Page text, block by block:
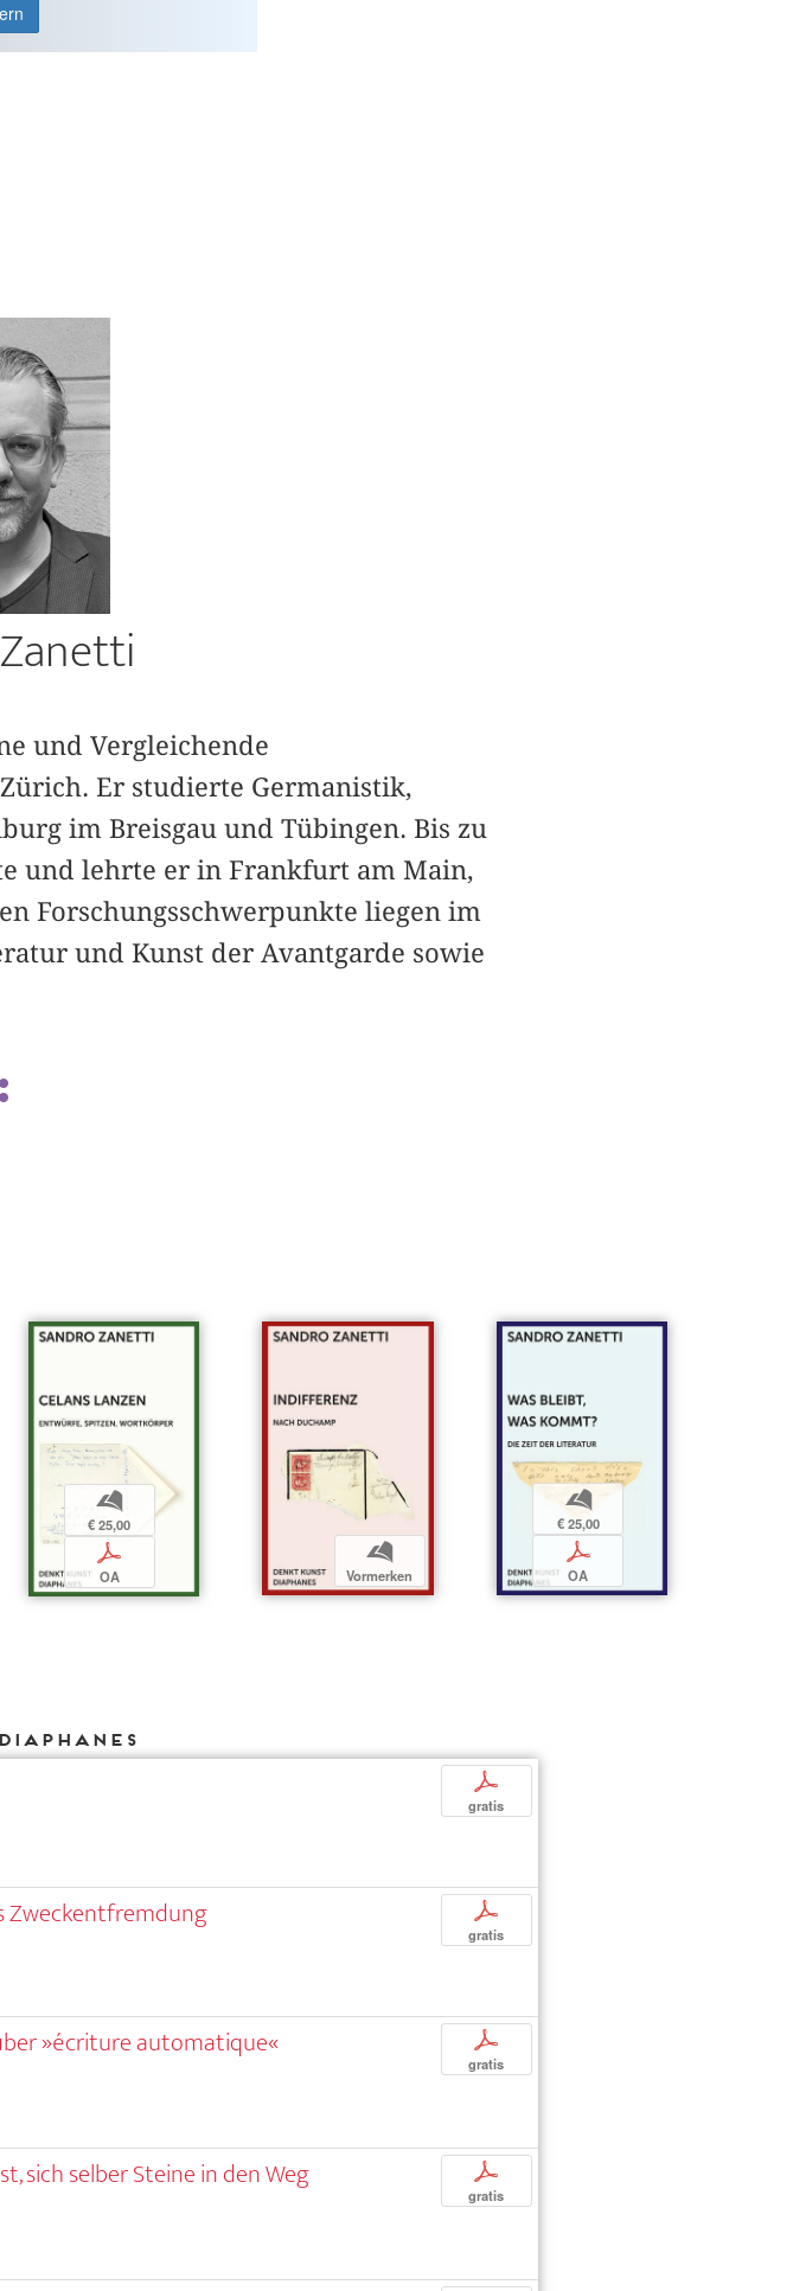
und Vergleichende
Er studierte Germanistik,
im Breisgau und Tübingen. Bis zu
und lehrte er in Frankfurt am Main,
Forschungsschwerpunkte liegen im
und Kunst der Avantgarde sowie
b
€ 25,00
p
OA
b
Vormerken
b
€ 25,00
p
OA
p
gratis
Zweckentfremdung p
gratis
»écriture automatique« p
gratis
sich selber Steine in den Weg p
gratis